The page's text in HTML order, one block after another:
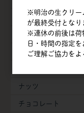
甘味料
乳製品
ナッツ
チョコレート
※明治の生クリー
が最終受付となり
※連休の前後は荷
日・時間の指定
ご理解ご協力をよ